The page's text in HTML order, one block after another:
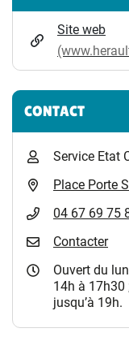
Site web
CONTACT
Service Etat
Place Porte
04 67 69 75
Contacter
Ouvert du
14h à 17h30
jusqu’à 19h.